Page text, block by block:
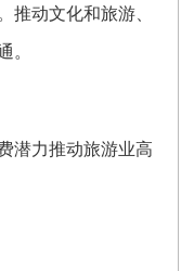
推动文化和旅游、
。
潜力推动旅游业高